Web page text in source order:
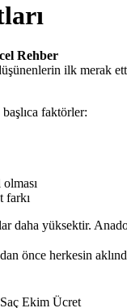
Rehber
ilk merak
faktörler:
farkı
daha yüksektir.
önce herkesin